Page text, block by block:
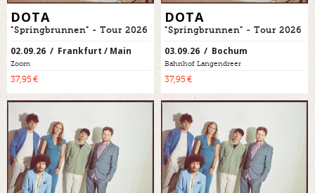
DOTA
"Springbrunnen" - Tour 2026
02.09.26 / Frankfurt / Main
Zoom
37,95 €
DOTA
"Springbrunnen" - Tour 2026
03.09.26 / Bochum
Bahnhof Langendreer
37,95 €